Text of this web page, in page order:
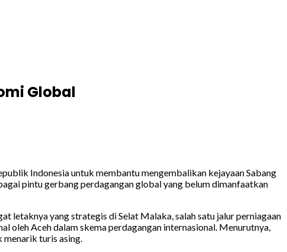
Global
Indonesia untuk membantu mengembalikan kejayaan Sabang
pintu gerbang perdagangan global yang belum dimanfaatkan
letaknya yang strategis di Selat Malaka, salah satu jalur perniagaan
oleh Aceh dalam skema perdagangan internasional. Menurutnya,
menarik turis asing.